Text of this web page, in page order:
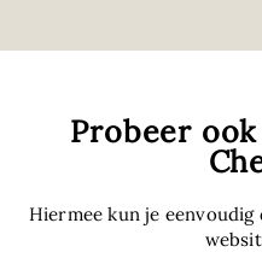
Probeer
Hiermee kun je